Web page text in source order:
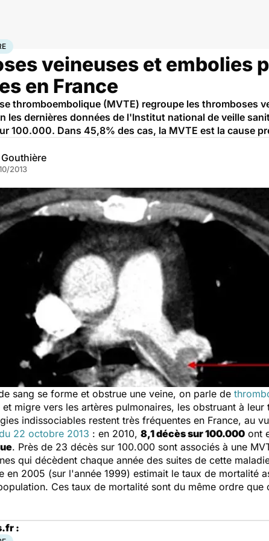
veineuses et embolies
en France
thromboembolique (MVTE) regroupe les thromboses
les dernières données de l'Institut national de veille
100.000. Dans 45,8% des cas, la MVTE est la cause
2013
sang se forme et obstrue une veine, on parle de
migre vers les artères pulmonaires, les obstruant à
indissociables restent très fréquentes en France, au
22 octobre 2013 : en 2010, 8,1 décès sur 100.000 ont
. Près de 23 décès sur 100.000 sont associés à une
qui décèdent chaque année des suites de cette
en 2005 (sur l'année 1999) estimait le taux de mortalité
Ces taux de mortalité sont du même ordre que
: